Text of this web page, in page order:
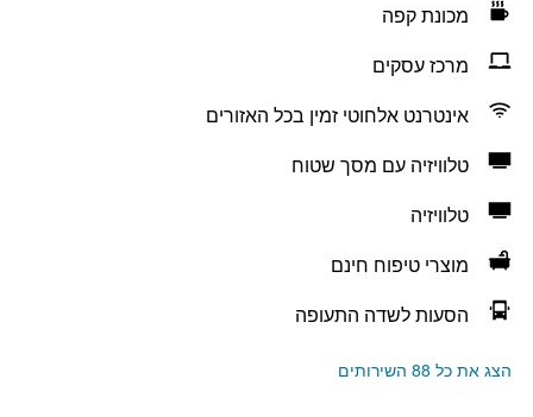
מכונת קפה
מרכז עסקים
אינטרנט אלחוטי זמין בכל האזורים
טלוויזיה עם מסך שטוח
טלוויזיה
מוצרי טיפוח חינם
הסעות לשדה התעופה
הצג את כל 88 השירותים